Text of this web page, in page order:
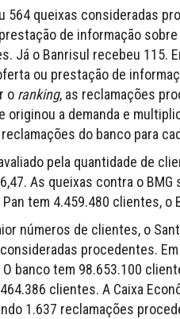
564 queixas consideradas
de informação
Já o Banrisul recebeu 115.
ou prestação de
o ranking, as reclamações
a demanda e
do banco para
pela quantidade de
As queixas contra o
tem 4.459.480 clientes, o
números de clientes, o
procedentes.
banco tem 98.653.100
clientes. A Caixa
1.637 reclamações